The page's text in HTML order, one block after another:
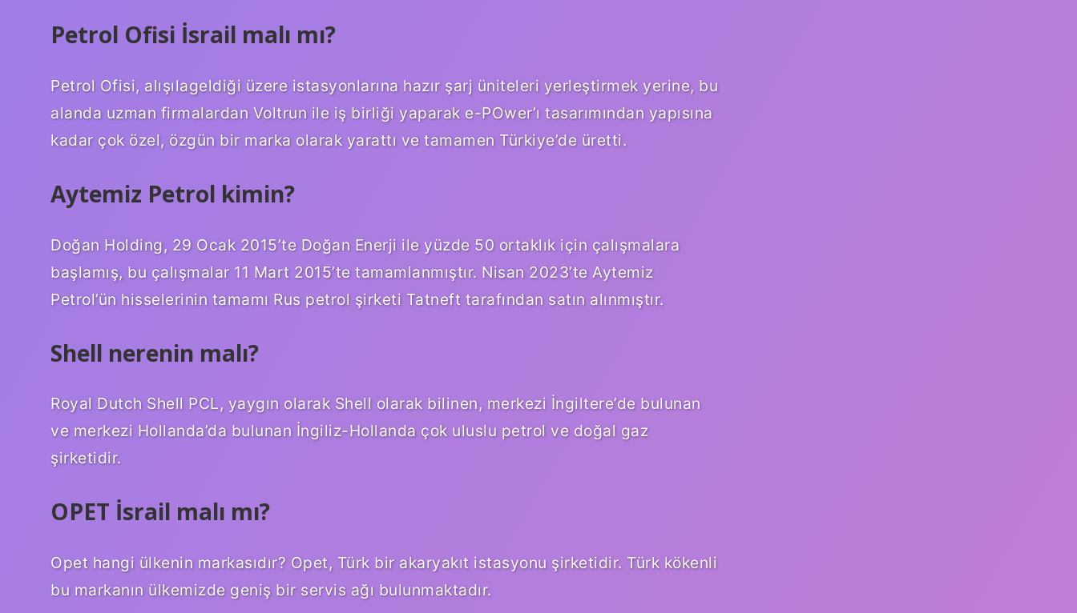
Petrol Ofisi İsrail malı mı?
Petrol Ofisi, alışılageldiği üzere istasyonlarına hazır şarj üniteleri yerleştirmek yerine, bu
alanda uzman firmalardan Voltrun ile iş birliği yaparak e-POwer’ı tasarımından yapısına
kadar çok özel, özgün bir marka olarak yarattı ve tamamen Türkiye’de üretti.
Aytemiz Petrol kimin?
Doğan Holding, 29 Ocak 2015’te Doğan Enerji ile yüzde 50 ortaklık için çalışmalara
başlamış, bu çalışmalar 11 Mart 2015’te tamamlanmıştır. Nisan 2023’te Aytemiz
Petrol’ün hisselerinin tamamı Rus petrol şirketi Tatneft tarafından satın alınmıştır.
Shell nerenin malı?
Royal Dutch Shell PCL, yaygın olarak Shell olarak bilinen, merkezi İngiltere’de bulunan
ve merkezi Hollanda’da bulunan İngiliz-Hollanda çok uluslu petrol ve doğal gaz
şirketidir.
OPET İsrail malı mı?
Opet hangi ülkenin markasıdır? Opet, Türk bir akaryakıt istasyonu şirketidir. Türk kökenli
bu markanın ülkemizde geniş bir servis ağı bulunmaktadır.